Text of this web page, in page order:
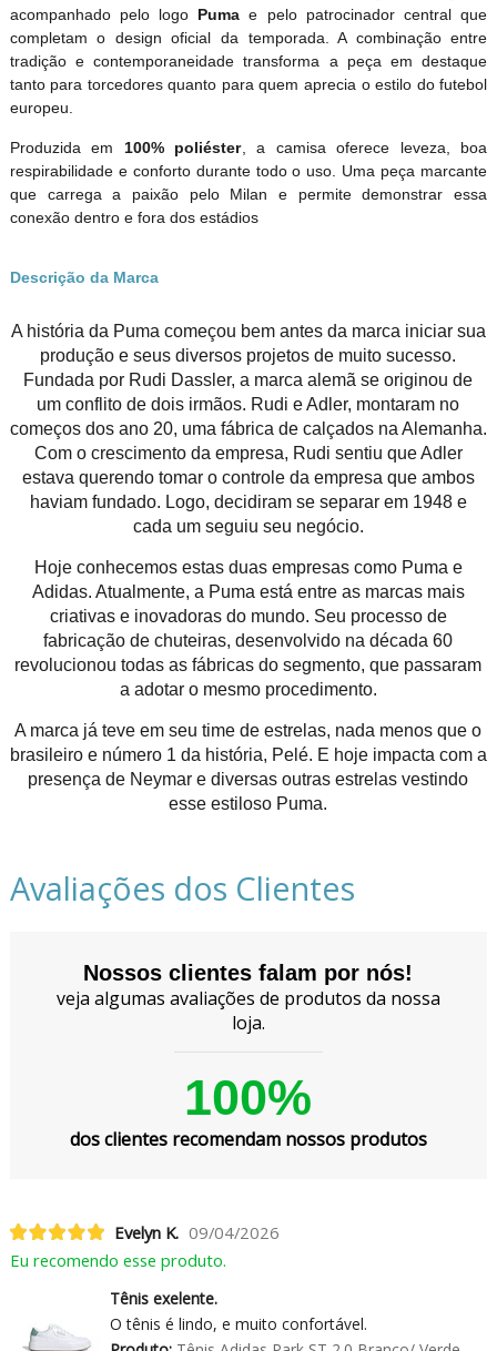
acompanhado pelo logo Puma e pelo patrocinador central que
completam o design oficial da temporada. A combinação entre
tradição e contemporaneidade transforma a peça em destaque
tanto para torcedores quanto para quem aprecia o estilo do futebol
europeu.
Produzida em 100% poliéster, a camisa oferece leveza, boa
respirabilidade e conforto durante todo o uso. Uma peça marcante
que carrega a paixão pelo Milan e permite demonstrar essa
conexão dentro e fora dos estádios
Descrição da Marca
A história da Puma começou bem antes da marca iniciar sua
produção e seus diversos projetos de muito sucesso.
Fundada por Rudi Dassler, a marca alemã se originou de
um conflito de dois irmãos. Rudi e Adler, montaram no
começos dos ano 20, uma fábrica de calçados na Alemanha.
Com o crescimento da empresa, Rudi sentiu que Adler
estava querendo tomar o controle da empresa que ambos
haviam fundado. Logo, decidiram se separar em 1948 e
cada um seguiu seu negócio.
Hoje conhecemos estas duas empresas como Puma e
Adidas. Atualmente, a Puma está entre as marcas mais
criativas e inovadoras do mundo. Seu processo de
fabricação de chuteiras, desenvolvido na década 60
revolucionou todas as fábricas do segmento, que passaram
a adotar o mesmo procedimento.
A marca já teve em seu time de estrelas, nada menos que o
brasileiro e número 1 da história, Pelé. E hoje impacta com a
presença de Neymar e diversas outras estrelas vestindo
esse estiloso Puma.
Avaliações dos Clientes
Nossos clientes falam por nós!
veja algumas avaliações de produtos da nossa
loja.
100%
dos clientes recomendam nossos produtos
Evelyn K. 09/04/2026
Eu recomendo esse produto.
Tênis exelente.
O tênis é lindo, e muito confortável.